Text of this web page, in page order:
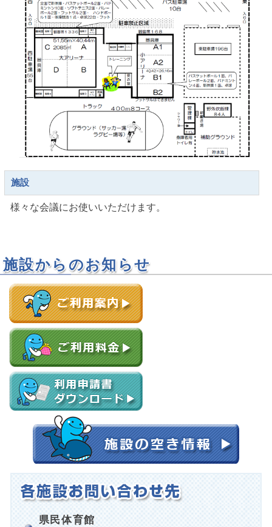
施設
様々な会議にお使いいただけます。
施設からのお知らせ
県民体育館